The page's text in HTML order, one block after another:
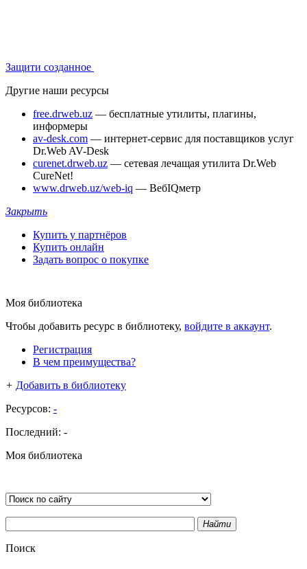
Защити созданное
Другие наши ресурсы
free.drweb.uz — бесплатные утилиты, плагины,
информеры
av-desk.com — интернет-сервис для поставщиков услуг
Dr.Web AV-Desk
curenet.drweb.uz — сетевая лечащая утилита Dr.Web
CureNet!
www.drweb.uz/web-iq — ВебIQметр
Закрыть
Купить у партнёров
Купить онлайн
Задать вопрос о покупке
Моя библиотека
Чтобы добавить ресурс в библиотеку, войдите в аккаунт.
Регистрация
В чем преимущества?
+ Добавить в библиотеку
Ресурсов: -
Последний: -
Моя библиотека
Найти
Поиск